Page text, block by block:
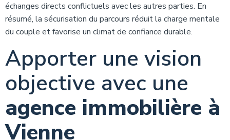
échanges directs conflictuels avec les autres parties. En
résumé, la sécurisation du parcours réduit la charge mentale
du couple et favorise un climat de confiance durable.
Apporter une vision
objective avec une
agence immobilière à
Vienne